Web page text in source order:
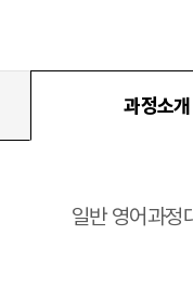
대학진학
미국
과정소개
일반 영어과정